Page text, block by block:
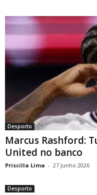
Desporto
Marcus Rashford:
United no banco
Priscilla Lima - 27 Junho 2026
Desporto